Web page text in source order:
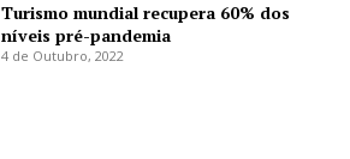
Turismo mundial recupera 60% dos
níveis pré-pandemia
4 de Outubro, 2022